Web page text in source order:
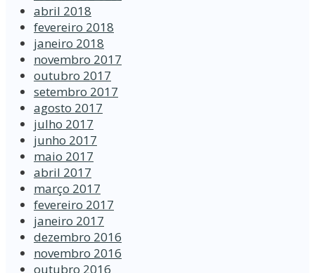
abril 2018
fevereiro 2018
janeiro 2018
novembro 2017
outubro 2017
setembro 2017
agosto 2017
julho 2017
junho 2017
maio 2017
abril 2017
março 2017
fevereiro 2017
janeiro 2017
dezembro 2016
novembro 2016
outubro 2016